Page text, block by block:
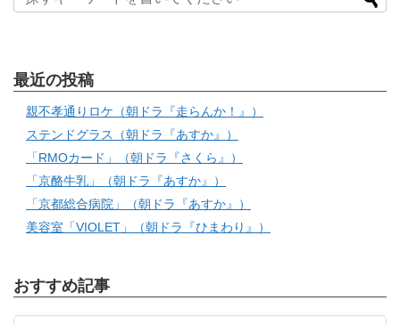
最近の投稿
親不孝通りロケ（朝ドラ『走らんか！』）
ステンドグラス（朝ドラ『あすか』）
「RMOカード」（朝ドラ『さくら』）
「京酪牛乳」（朝ドラ『あすか』）
「京都総合病院」（朝ドラ『あすか』）
美容室「VIOLET」（朝ドラ『ひまわり』）
おすすめ記事